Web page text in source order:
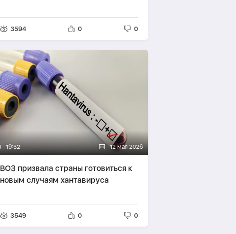
3594 0 0
19:32 12 мая 2026
ВОЗ призвала страны готовиться к
новым случаям хантавируса
3549 0 0